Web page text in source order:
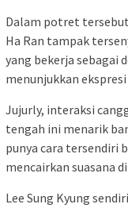
Dalam potret
Ha Ran tampak
yang bekerja sebagai
menunjukkan
Jujurly, interaksi
tengah ini menarik
punya cara tersendiri
mencairkan suasana
Lee Sung Kyung